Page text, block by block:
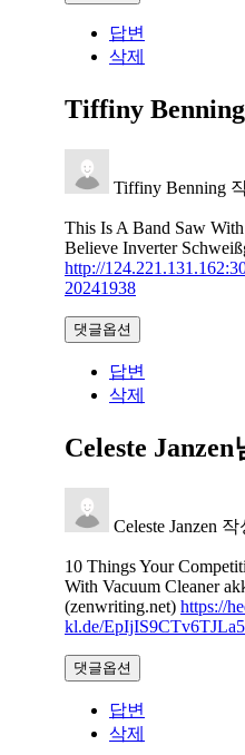
답변
삭제
Tiffiny
Tiffiny Benning
This Is A Band Saw
Believe Inverter
http://
20241938
댓글옵션
답변
삭제
Celeste
Celeste Janzen 작
10 Things Your
With Vacuum Cleaner
(zenwriting.net) https://
kl.de/
댓글옵션
답변
삭제